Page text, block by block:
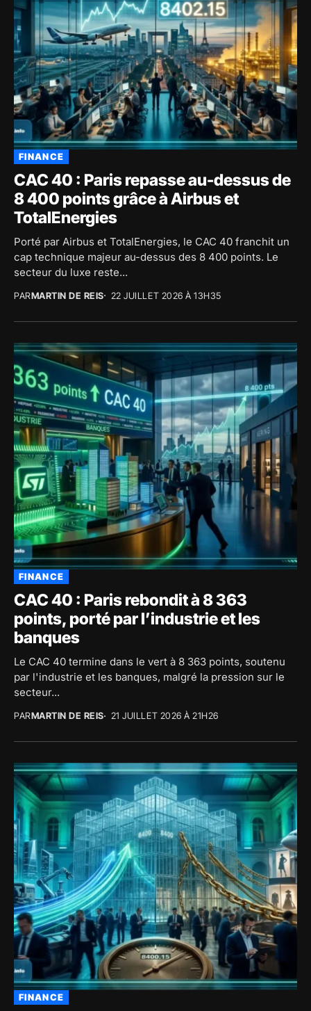
FINANCE
CAC 40 : Paris repasse au-dessus de
8 400 points grâce à Airbus et
TotalEnergies
Porté par Airbus et TotalEnergies, le CAC 40 franchit un
cap technique majeur au-dessus des 8 400 points. Le
secteur du luxe reste...
PARMARTIN DE REIS 22 JUILLET 2026 À 13H35
FINANCE
CAC 40 : Paris rebondit à 8 363
points, porté par l’industrie et les
banques
Le CAC 40 termine dans le vert à 8 363 points, soutenu
par l'industrie et les banques, malgré la pression sur le
secteur...
PARMARTIN DE REIS 21 JUILLET 2026 À 21H26
FINANCE